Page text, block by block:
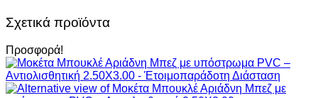
Σχετικά προϊόντα
Προσφορά!